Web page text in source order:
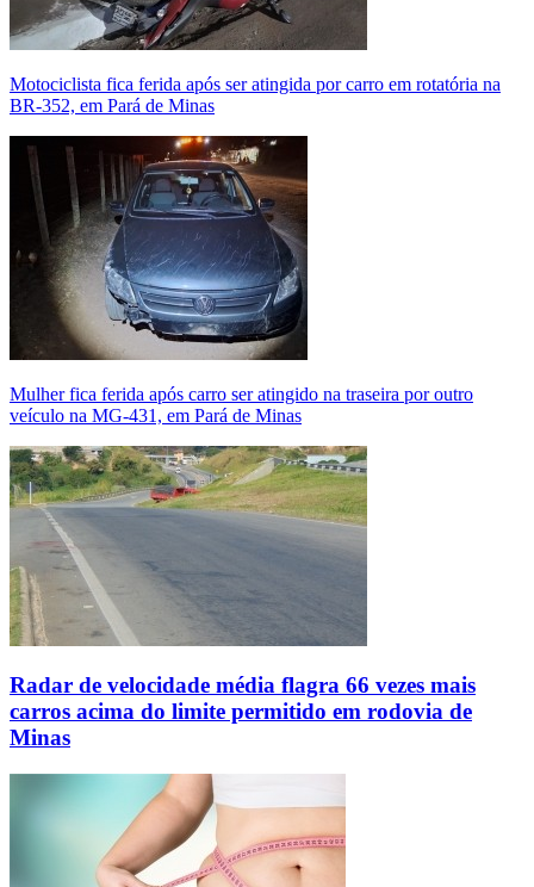
Motociclista fica ferida após ser atingida por carro em rotatória na
BR-352, em Pará de Minas
Mulher fica ferida após carro ser atingido na traseira por outro
veículo na MG-431, em Pará de Minas
Radar de velocidade média flagra 66 vezes mais
carros acima do limite permitido em rodovia de
Minas